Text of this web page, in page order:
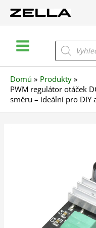
Menu
Products
search
Domů
Produkty
PWM regulátor otáček
směru – ideální pro